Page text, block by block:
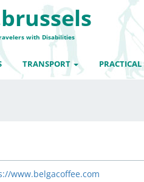
with Disabilities
TRANSPORT PRACTICAL
www.belgacoffee.com